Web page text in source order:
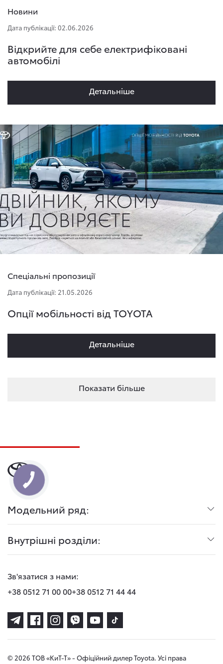
Новини
Дата публікації: 02.06.2026
Відкрийте для себе електрифіковані
автомобілі
Детальнiше
Спеціальні пропозиції
Дата публікації: 21.05.2026
Опції мобільності від TOYOTA
Детальнiше
Показати більше
Модельний ряд:
Внутрішні розділи:
Зв'язатися з нами:
+38 0512 71 00 00+38 0512 71 44 44
© 2026 ТОВ «КиТ-Т» - Офіційний дилер Toyota. Усі права